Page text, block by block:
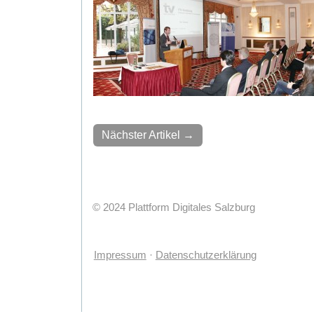
Nächster Artikel →
© 2024 Plattform Digitales Salzburg
Impressum Datenschutzerklärung